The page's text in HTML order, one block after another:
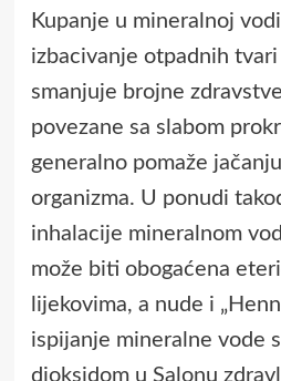
Kupanje u mineralnoj
izbacivanje otpadnih tvari
smanjuje brojne
povezane sa slabom
generalno pomaže
organizma. U ponudi
inhalacije mineralnom
može biti obogaćena
lijekovima, a nude i
ispijanje mineralne vode
dioksidom u Salonu